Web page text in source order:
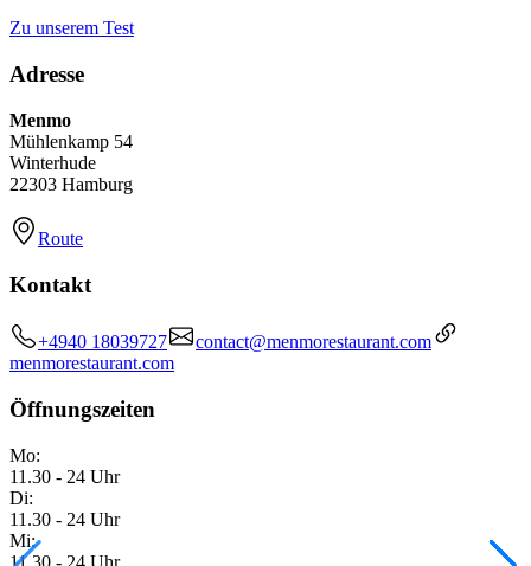
Zu unserem Test
Adresse
Menmo
Mühlenkamp 54
Winterhude
22303 Hamburg
Route
Kontakt
+4940 18039727
contact@menmorestaurant.com
menmorestaurant.com
Öffnungszeiten
Mo:
11.30 - 24 Uhr
Di:
11.30 - 24 Uhr
Mi:
11.30 - 24 Uhr